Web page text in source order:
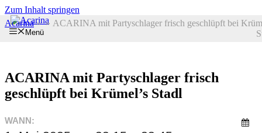
Zum Inhalt springen
Menü
Acarina»» ACARINA mit Partyschlager frisch geschlüpft bei
ACARINA mit Partyschlager frisch
geschlüpft bei Krümel’s Stadl
WANN: